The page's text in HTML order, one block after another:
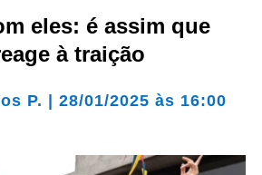
eles: é assim que
à traição
P. 28/01/2025 às 16:00